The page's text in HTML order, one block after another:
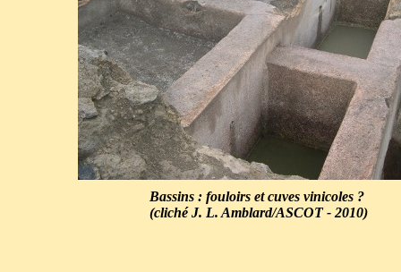
Bassins : fouloirs et cuves vinicoles ?
(clichéJ. L. Amblard/ASCOT - 2010)